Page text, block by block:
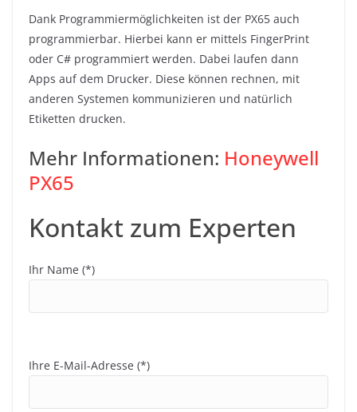
Dank Programmiermöglichkeiten ist der PX65 auch
programmierbar. Hierbei kann er mittels FingerPrint
oder C# programmiert werden. Dabei laufen dann
Apps auf dem Drucker. Diese können rechnen, mit
anderen Systemen kommunizieren und natürlich
Etiketten drucken.
Mehr Informationen: Honeywell
PX65
Kontakt zum Experten
Ihr Name (*)
Ihre E-Mail-Adresse (*)